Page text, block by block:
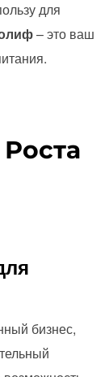
для
– это ваш
бизнес,